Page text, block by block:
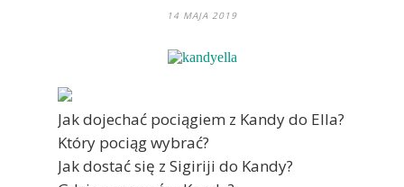
14 MAJA 2019
Jak dojechać pociągiem z Kandy do Ella?
Który pociąg wybrać?
Jak dostać się z Sigiriji do Kandy?